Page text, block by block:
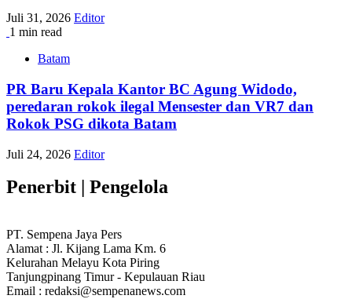
Juli 31, 2026 Editor
1 min read
Batam
PR Baru Kepala Kantor BC Agung Widodo,
peredaran rokok ilegal Mensester dan VR7 dan
Rokok PSG dikota Batam
Juli 24, 2026 Editor
Penerbit | Pengelola
PT. Sempena Jaya Pers
Alamat : Jl. Kijang Lama Km. 6
Kelurahan Melayu Kota Piring
Tanjungpinang Timur - Kepulauan Riau
Email : redaksi@sempenanews.com